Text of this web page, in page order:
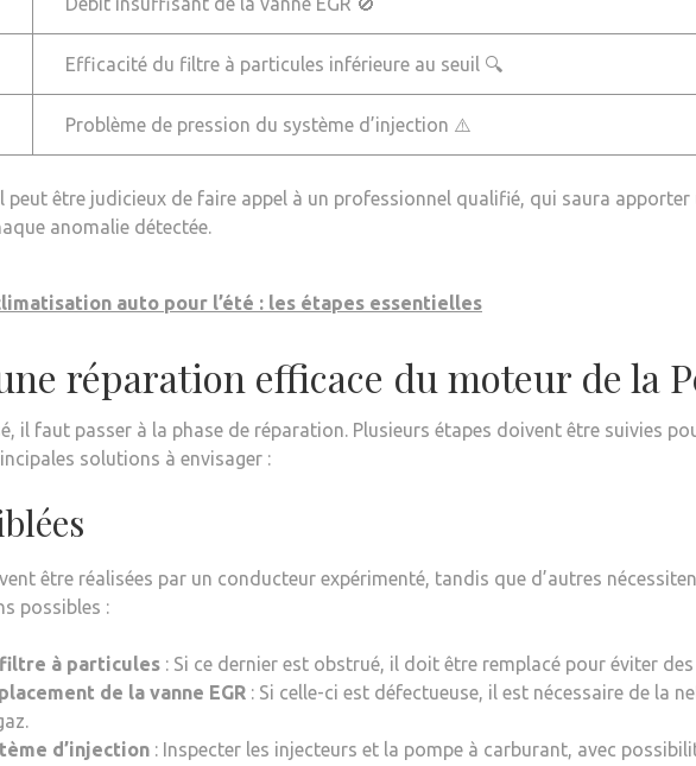
Efficacité du filtre à particules inférieure au seuil 🔍
Problème de pression du système d’injection ⚠️
peut être judicieux de faire appel à un professionnel qualifié, qui saura
anomalie détectée.
auto pour l’été : les étapes essentielles
réparation efficace du moteur de la
il faut passer à la phase de réparation. Plusieurs étapes doivent être suivies
solutions à envisager :
être réalisées par un conducteur expérimenté, tandis que d’autres
possibles :
à particules : Si ce dernier est obstrué, il doit être remplacé pour éviter
de la vanne EGR : Si celle-ci est défectueuse, il est nécessaire de la
d’injection : Inspecter les injecteurs et la pompe à carburant, avec